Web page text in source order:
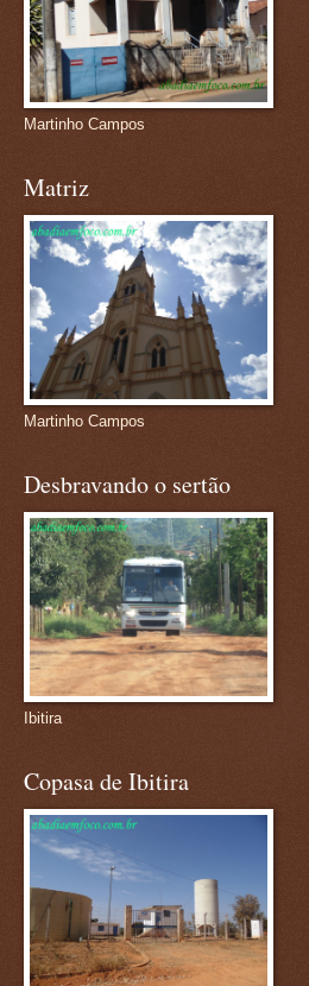
Martinho Campos
Matriz
Martinho Campos
Desbravando o sertão
Ibitira
Copasa de Ibitira